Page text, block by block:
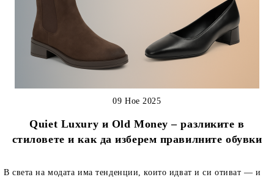
Quiet Luxury и Old Money – разликите в
стиловете и как да изберем правилните обувки
09 Ное 2025
В света на модата има тенденции, които идват и си отиват — и